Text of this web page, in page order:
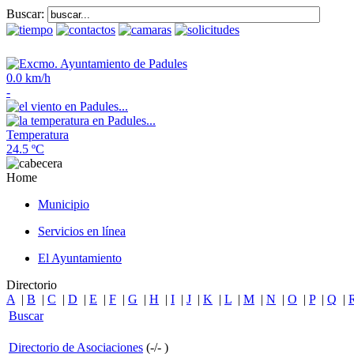
Buscar:
0.0 km/h
-
Temperatura
24.5 ºC
Home
Municipio
Servicios en línea
El Ayuntamiento
Directorio
A | B | C | D | E | F | G | H | I | J | K | L | M | N | O | P| Q |
Buscar
Directorio de Asociaciones (-/- )